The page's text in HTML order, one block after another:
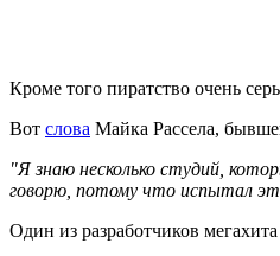
Кроме того пиратство очень
Вот слова Майка Рассела,
"Я знаю несколько студий,
говорю, потому что испытал
Один из разработчиков